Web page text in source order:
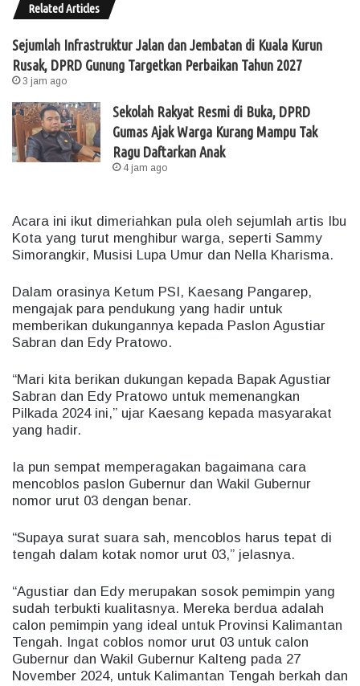
Related Articles
Sejumlah Infrastruktur Jalan dan Jembatan di Kuala Kurun
Rusak, DPRD Gunung Targetkan Perbaikan Tahun 2027
3 jam ago
Sekolah Rakyat Resmi di Buka, DPRD
Gumas Ajak Warga Kurang Mampu Tak
Ragu Daftarkan Anak
4 jam ago
Acara ini ikut dimeriahkan pula oleh sejumlah artis Ibu
Kota yang turut menghibur warga, seperti Sammy
Simorangkir, Musisi Lupa Umur dan Nella Kharisma.
Dalam orasinya Ketum PSI, Kaesang Pangarep,
mengajak para pendukung yang hadir untuk
memberikan dukungannya kepada Paslon Agustiar
Sabran dan Edy Pratowo.
“Mari kita berikan dukungan kepada Bapak Agustiar
Sabran dan Edy Pratowo untuk memenangkan
Pilkada 2024 ini,” ujar Kaesang kepada masyarakat
yang hadir.
Ia pun sempat memperagakan bagaimana cara
mencoblos paslon Gubernur dan Wakil Gubernur
nomor urut 03 dengan benar.
“Supaya surat suara sah, mencoblos harus tepat di
tengah dalam kotak nomor urut 03,” jelasnya.
“Agustiar dan Edy merupakan sosok pemimpin yang
sudah terbukti kualitasnya. Mereka berdua adalah
calon pemimpin yang ideal untuk Provinsi Kalimantan
Tengah. Ingat coblos nomor urut 03 untuk calon
Gubernur dan Wakil Gubernur Kalteng pada 27
November 2024, untuk Kalimantan Tengah berkah dan